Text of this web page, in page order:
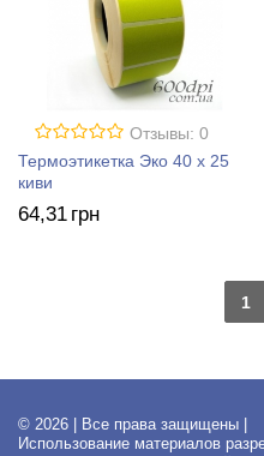
Отзывы: 0
Термоэтикетка Эко 40 x 25
киви
64,31 грн
1
© 2026 | Все права защищены |
Использование материалов